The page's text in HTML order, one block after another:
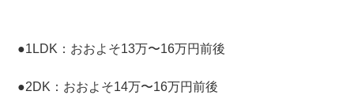
●1LDK：おおよそ13万〜16万円前後
●2DK：おおよそ14万〜16万円前後